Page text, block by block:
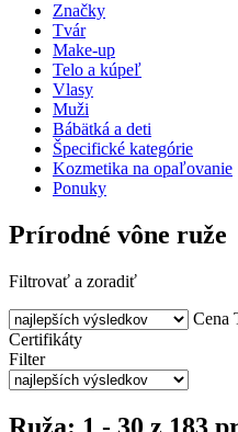
Značky
Tvár
Make-up
Telo a kúpeľ
Vlasy
Muži
Bábätká a deti
Špecifické kategórie
Kozmetika na opaľovanie
Ponuky
Prírodné vône ruže
Filtrovať a zoradiť
Cena
Certifikáty
Filter
Ruža: 1 - 30 z 183